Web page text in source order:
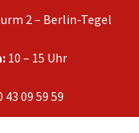
2 – Berlin-Tegel
10 – 15 Uhr
43 09 59 59